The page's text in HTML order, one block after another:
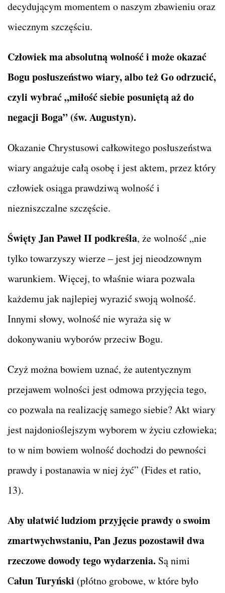
decydującym momentem o naszym zbawieniu oraz
wiecznym szczęściu.
Człowiek ma absolutną wolność i może okazać
Bogu posłuszeństwo wiary, albo też Go odrzucić,
czyli wybrać „miłość siebie posuniętą aż do
negacji Boga” (św. Augustyn).
Okazanie Chrystusowi całkowitego posłuszeństwa
wiary angażuje całą osobę i jest aktem, przez który
człowiek osiąga prawdziwą wolność i
niezniszczalne szczęście.
Święty Jan Paweł II podkreśla, że wolność „nie
tylko towarzyszy wierze – jest jej nieodzownym
warunkiem. Więcej, to właśnie wiara pozwala
każdemu jak najlepiej wyrazić swoją wolność.
Innymi słowy, wolność nie wyraża się w
dokonywaniu wyborów przeciw Bogu.
Czyż można bowiem uznać, że autentycznym
przejawem wolności jest odmowa przyjęcia tego,
co pozwala na realizację samego siebie? Akt wiary
jest najdonioślejszym wyborem w życiu człowieka;
to w nim bowiem wolność dochodzi do pewności
prawdy i postanawia w niej żyć” (Fides et ratio,
13).
Aby ułatwić ludziom przyjęcie prawdy o swoim
zmartwychwstaniu, Pan Jezus pozostawił dwa
rzeczowe dowody tego wydarzenia. Są nimi
Całun Turyński (płótno grobowe, w które było